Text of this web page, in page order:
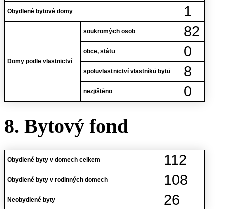
Obydlené bytové domy 1
Domy podle vlastnictví
soukromých osob 82
obce, státu 0
spoluvlastnictví vlastníků bytů 8
nezjištěno 0
8. Bytový fond
Obydlené byty v domech celkem 112
Obydlené byty v rodinných domech 108
Neobydlené byty 26